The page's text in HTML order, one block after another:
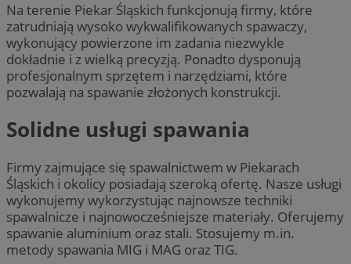
Na terenie Piekar Śląskich funkcjonują firmy, które
zatrudniają wysoko wykwalifikowanych spawaczy,
wykonujący powierzone im zadania niezwykle
dokładnie i z wielką precyzją. Ponadto dysponują
profesjonalnym sprzętem i narzędziami, które
pozwalają na spawanie złożonych konstrukcji.
Solidne usługi spawania
Firmy zajmujące się spawalnictwem w Piekarach
Śląskich i okolicy posiadają szeroką ofertę. Nasze usługi
wykonujemy wykorzystując najnowsze techniki
spawalnicze i najnowocześniejsze materiały. Oferujemy
spawanie aluminium oraz stali. Stosujemy m.in.
metody spawania MIG i MAG oraz TIG.